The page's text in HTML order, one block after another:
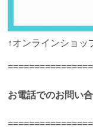
↑オンラインショッ
お電話でのお問い